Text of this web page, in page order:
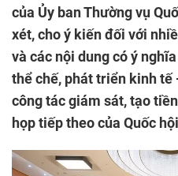
của Ủy ban Thường vụ
xét, cho ý kiến đối với
và các nội dung có ý
thể chế, phát triển kinh tế
công tác giám sát, tạo
họp tiếp theo của Quốc